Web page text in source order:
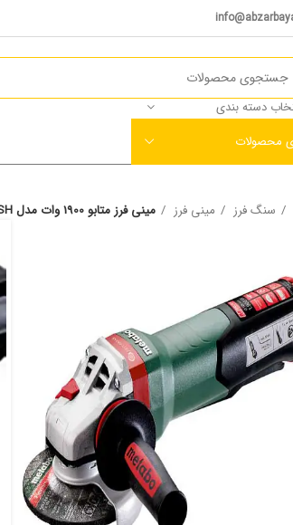
دسته بندی
محصولات
سنگ فرز مینی فرز مینی فرز متابو 1900 وات مدل WEPBA 19-125 Q DS M-BRUSH